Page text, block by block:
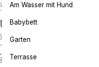
Am Wasser mit Hund
Babybett
Garten
Terrasse